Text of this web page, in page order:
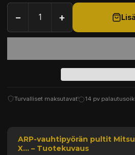
− +
Turvalliset maksutavat 14 pv
ARP-vauhtipyörän pultit
X... – Tuotekuvaus